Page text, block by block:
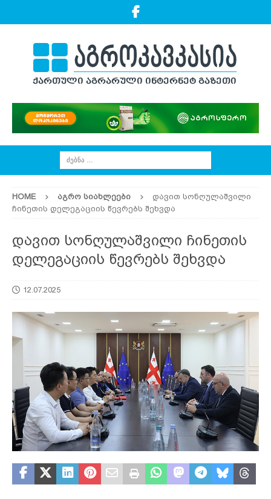
HOME ᲐᲒᲠᲝ ᲡᲘᲐᲮᲚᲔᲔᲑᲘ
დავით სონღულაშვილი
ჩინეთის დელეგაციის წევრებს შეხვდა
დავით სონღულაშვილი ჩინეთის
დელეგაციის წევრებს შეხვდა
12.07.2025